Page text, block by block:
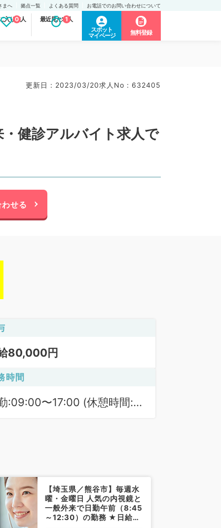
まへ 拠点一覧 よくある質問 お電話でのお問い合わせについて
入り求人
0 最近見た求人
1
スポット
マイページ
無料登録
更新日 : 2023/03/20求人No : 632405
健診アルバイト求人で
せる
80,000円
時間
:09:00〜17:00 (休憩時間:
【埼玉県／熊谷市】毎週水
曜・金曜日 人気の内視鏡と
一般外来で日勤午前（8:45
～12:30）の勤務 ★日給5